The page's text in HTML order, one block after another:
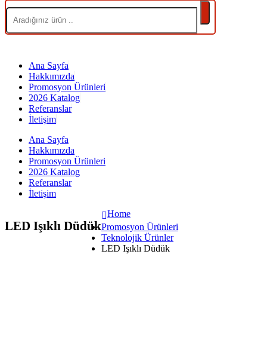
Ana Sayfa
Hakkımızda
Promosyon Ürünleri
2026 Katalog
Referanslar
İletişim
Ana Sayfa
Hakkımızda
Promosyon Ürünleri
2026 Katalog
Referanslar
İletişim
LED Işıklı Düdük
Home
Promosyon Ürünleri
Teknolojik Ürünler
LED Işıklı Düdük